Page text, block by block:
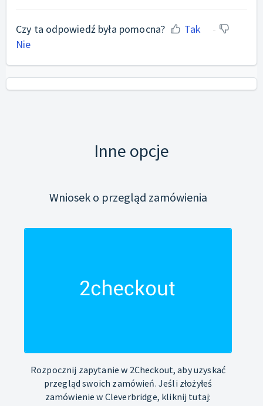
Czy ta odpowiedź była pomocna?
Tak
Nie
Inne opcje
Wniosek o przegląd zamówienia
Rozpocznij zapytanie w 2Checkout, aby uzyskać
przegląd swoich zamówień. Jeśli złożyłeś
zamówienie w Cleverbridge, kliknij tutaj: